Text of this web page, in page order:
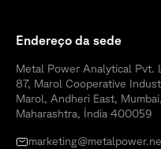
Endereço da sede
Metal Power Analytical Pvt.
87, Marol Cooperative
Marol, Andheri East, Mumbai,
Maharashtra, Índia 400059